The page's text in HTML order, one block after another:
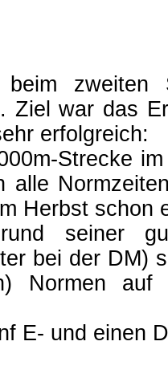
zweiten
Ziel war das
erfolgreich:
Strecke
alle
Herbst schon
seiner
bei der DM)
Normen
E- und einen